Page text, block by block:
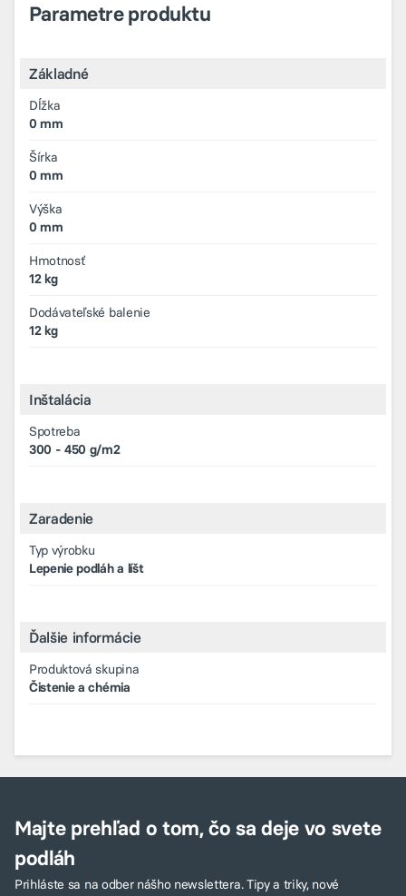
Parametre produktu
Základné
Dĺžka
0 mm
Šírka
0 mm
Výška
0 mm
Hmotnosť
12 kg
Dodávateľské balenie
12 kg
Inštalácia
Spotreba
300 - 450 g/m2
Zaradenie
Typ výrobku
Lepenie podláh a líšt
Ďalšie informácie
Produktová skupina
Čistenie a chémia
Majte prehľad o tom, čo sa deje vo svete
podláh
Prihláste sa na odber nášho newslettera. Tipy a triky, nové